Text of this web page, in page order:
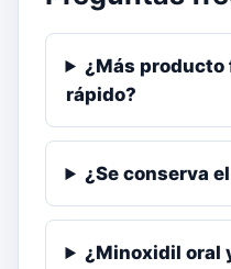
¿Más producto
rápido?
¿Se conserva
¿Minoxidil oral